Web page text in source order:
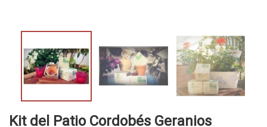
Kit del Patio Cordobés Geranios